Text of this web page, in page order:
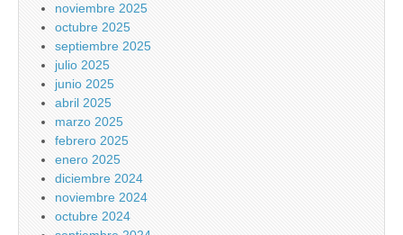
noviembre 2025
octubre 2025
septiembre 2025
julio 2025
junio 2025
abril 2025
marzo 2025
febrero 2025
enero 2025
diciembre 2024
noviembre 2024
octubre 2024